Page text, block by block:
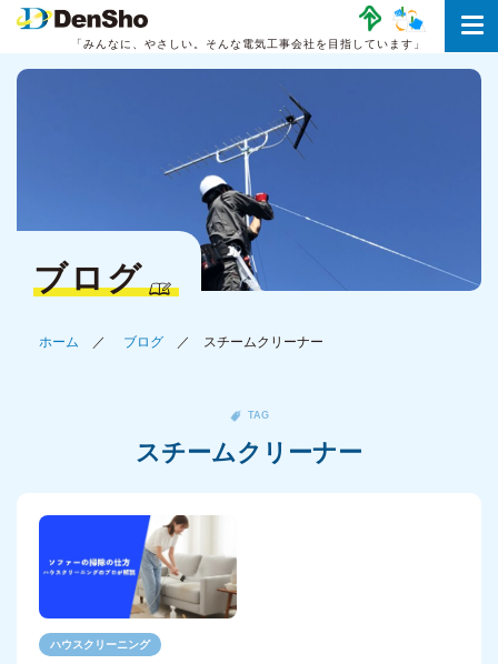
「みんなに、やさしい。 そんな電気工事会社を目指しています」
ブログ
ホーム ブログ スチームクリーナー
TAG
スチームクリーナー
ハウスクリーニング